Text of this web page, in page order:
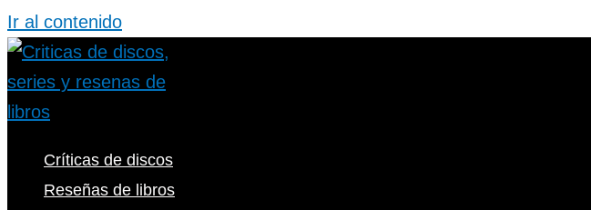
Ir al contenido
Críticas de discos
Reseñas de libros